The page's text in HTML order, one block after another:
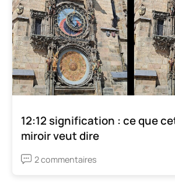
12:12 signification : ce que
miroir veut dire
2 commentaires